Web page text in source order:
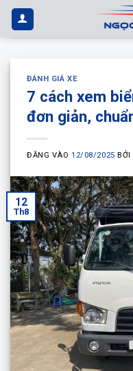
Bỏ
qua
nội
ĐÁNH GIÁ XE
7 cách xem
đơn giản,
ĐĂNG VÀO12/08/2025 BỞI
12
Th8